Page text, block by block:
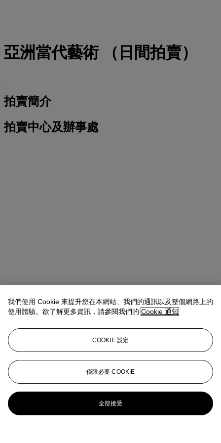
亞洲當代藝術 （日間拍賣）
拍賣簡介
拍賣中心及辦事處
地址
中環美利道2號 The Henderson 六樓
聯絡我們
+852 2760 1766 infoasia@christies.com
更多精彩內容
我們使用 Cookie 來提升您在本網站、我們的通訊以及整個網路上的
使用體驗。欲了解更多資訊，請參閱我們的 Cookie 通知
COOKIE 設定
僅限必要 COOKIE
全部接受